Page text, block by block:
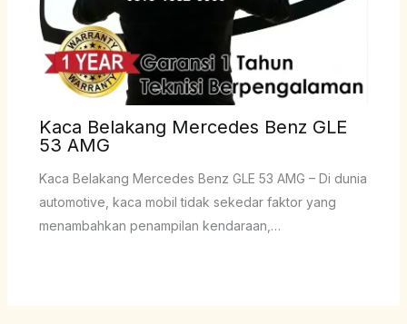
Kaca Belakang Mercedes Benz GLE
53 AMG
Kaca Belakang Mercedes Benz GLE 53 AMG – Di dunia
automotive, kaca mobil tidak sekedar faktor yang
menambahkan penampilan kendaraan,…